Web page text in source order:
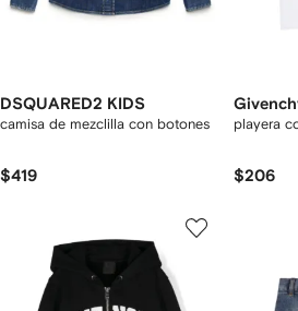
DSQUARED2 KIDS
camisa de mezclilla con botones
$419
playera
$206